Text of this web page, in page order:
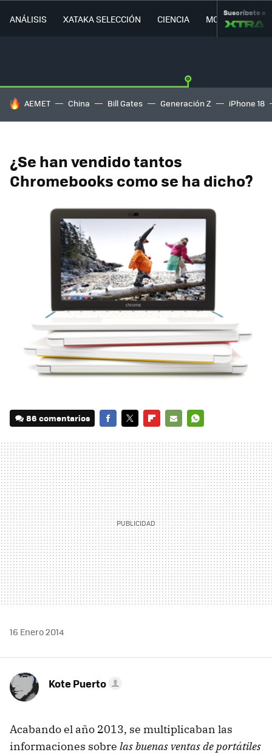
ANÁLISIS XATAKA SELECCIÓN CIENCIA MOVILIDAD
Suscríbete a
HOY SE HABLA DE
AEMET China Bill Gates Generación Z iPhone 18
¿Se han vendido tantos
Chromebooks como se ha dicho?
86 comentarios
MAIL
16 Enero 2014
Kote Puerto
Acabando el año 2013, se multiplicaban las
informaciones sobre las buenas ventas de portátiles